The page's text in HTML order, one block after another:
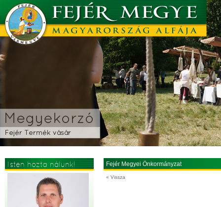
Isten hozta nálunk! Fejér Megyei Önkormányzat
« Vissza